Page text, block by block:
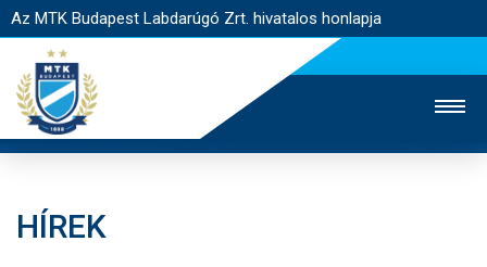
Az MTK Budapest Labdarúgó Zrt. hivatalos honlapja
HÍREK